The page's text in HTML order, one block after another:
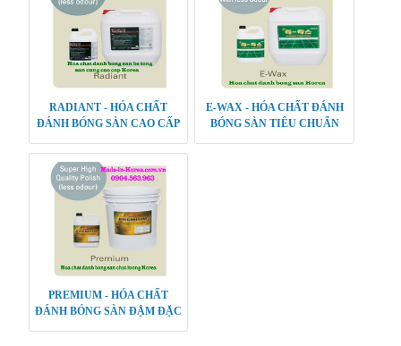
RADIANT - HÓA CHẤT
ĐÁNH BÓNG SÀN CAO CẤP
E-WAX - HÓA CHẤT ĐÁNH
BÓNG SÀN TIÊU CHUẨN
PREMIUM - HÓA CHẤT
ĐÁNH BÓNG SÀN ĐẬM ĐẶC